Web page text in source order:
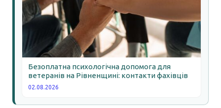
Безоплатна психологічна допомога для
ветеранів на Рівненщині: контакти фахівців
02.08.2026